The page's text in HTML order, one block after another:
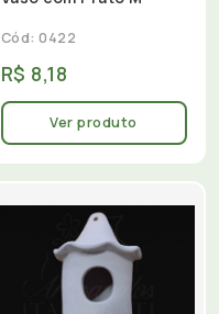
Cód: 0422
R$ 8,18
Ver produto